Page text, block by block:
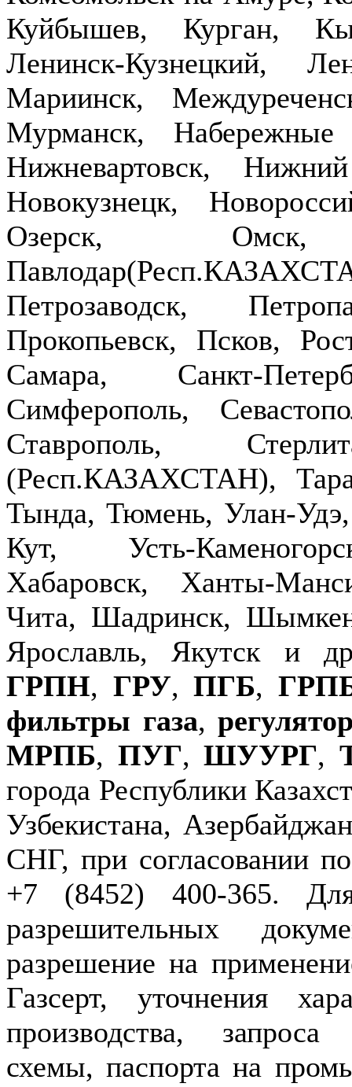
Куйбышев, Курган,
Ленинск-Кузнецкий,
Мариинск,
Мурманск,
Нижневартовск,
Новокузнецк,
Озерск,
Петрозаводск,
Прокопьевск, Псков,
Самара, Санкт-
Симферополь,
Ставрополь,
(Респ.КАЗАХСТАН),
Тында, Тюмень, Улан-
Кут, Усть-
Хабаровск, Ханты-
Чита, Шадринск,
Ярославль, Якутск и
ГРПН, ГРУ,ПГБ,
фильтры газа,
МРПБ, ПУГ,ШУУРГ,
города Республики
Узбекистана,
СНГ, при согласовании
+7 (8452) 400-365.
разрешительных
разрешение на
Газсерт, уточнения
производства,
схемы, паспорта на